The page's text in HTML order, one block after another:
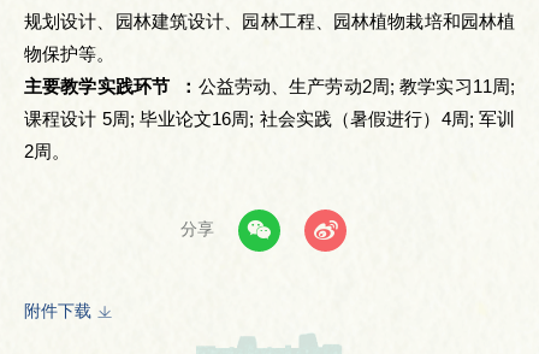
规划设计、园林建筑设计、园林工程、园林植物栽培和园林植
物保护等。
主要教学实践环节 ： 公益劳动、生产劳动2周; 教学实习11周;
课程设计 5周; 毕业论文16周; 社会实践（暑假进行）4周; 军训
2周。
分享
附件下载